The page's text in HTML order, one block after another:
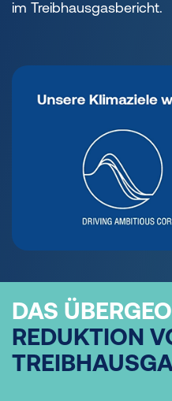
im Treibhausgasbericht.
DAS
REDUKTION